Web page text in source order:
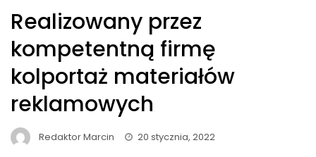
Realizowany przez
kompetentną firmę
kolportaż materiałów
reklamowych
Redaktor Marcin 20 stycznia, 2022